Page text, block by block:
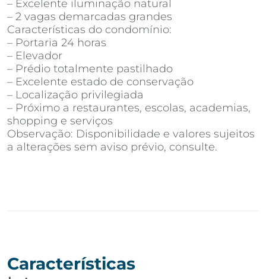
– Excelente iluminação natural
– 2 vagas demarcadas grandes
Características do condomínio:
– Portaria 24 horas
– Elevador
– Prédio totalmente pastilhado
– Excelente estado de conservação
– Localização privilegiada
– Próximo a restaurantes, escolas, academias,
shopping e serviços
Observação: Disponibilidade e valores sujeitos
a alterações sem aviso prévio, consulte.
Características